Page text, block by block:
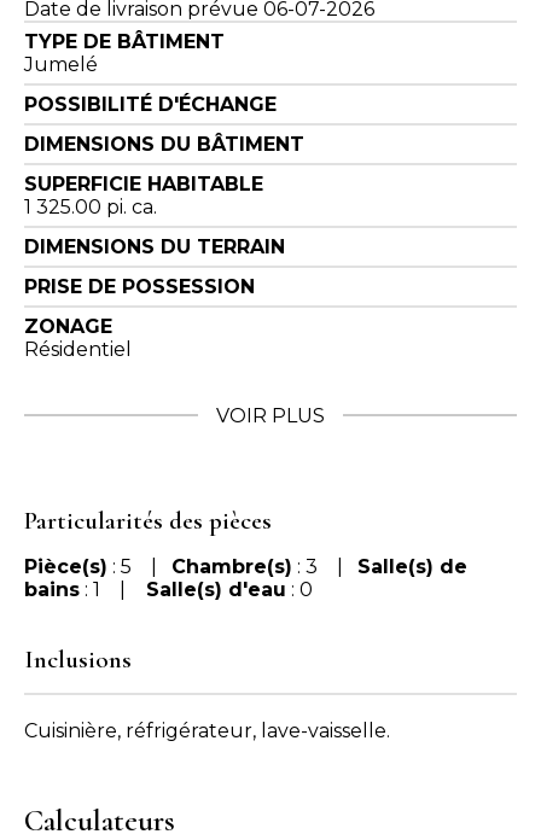
Date de livraison prévue 06-07-2026
TYPE DE BÂTIMENT
Jumelé
POSSIBILITÉ D'ÉCHANGE
DIMENSIONS DU BÂTIMENT
SUPERFICIE HABITABLE
1 325.00 pi. ca.
DIMENSIONS DU TERRAIN
PRISE DE POSSESSION
ZONAGE
Résidentiel
VOIR PLUS
Particularités des pièces
Pièce(s) : 5 | Chambre(s) : 3 | Salle(s) de
bains : 1 | Salle(s) d'eau : 0
Inclusions
Cuisinière, réfrigérateur, lave-vaisselle.
Calculateurs